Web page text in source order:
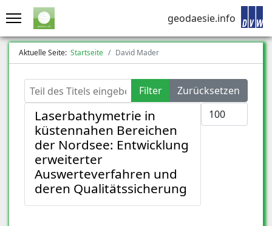
geodaesie.info
Aktuelle Seite: Startseite David Mader
Teil des Titels eingeben Filter
Zurücksetzen
Anzeige #
Laserbathymetrie in
küstennahen Bereichen
der Nordsee: Entwicklung
erweiterter
Auswerteverfahren und
deren Qualitätssicherung